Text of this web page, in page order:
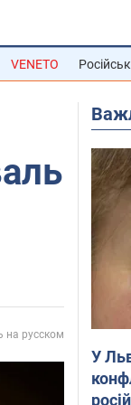
VENETO
на русском
У